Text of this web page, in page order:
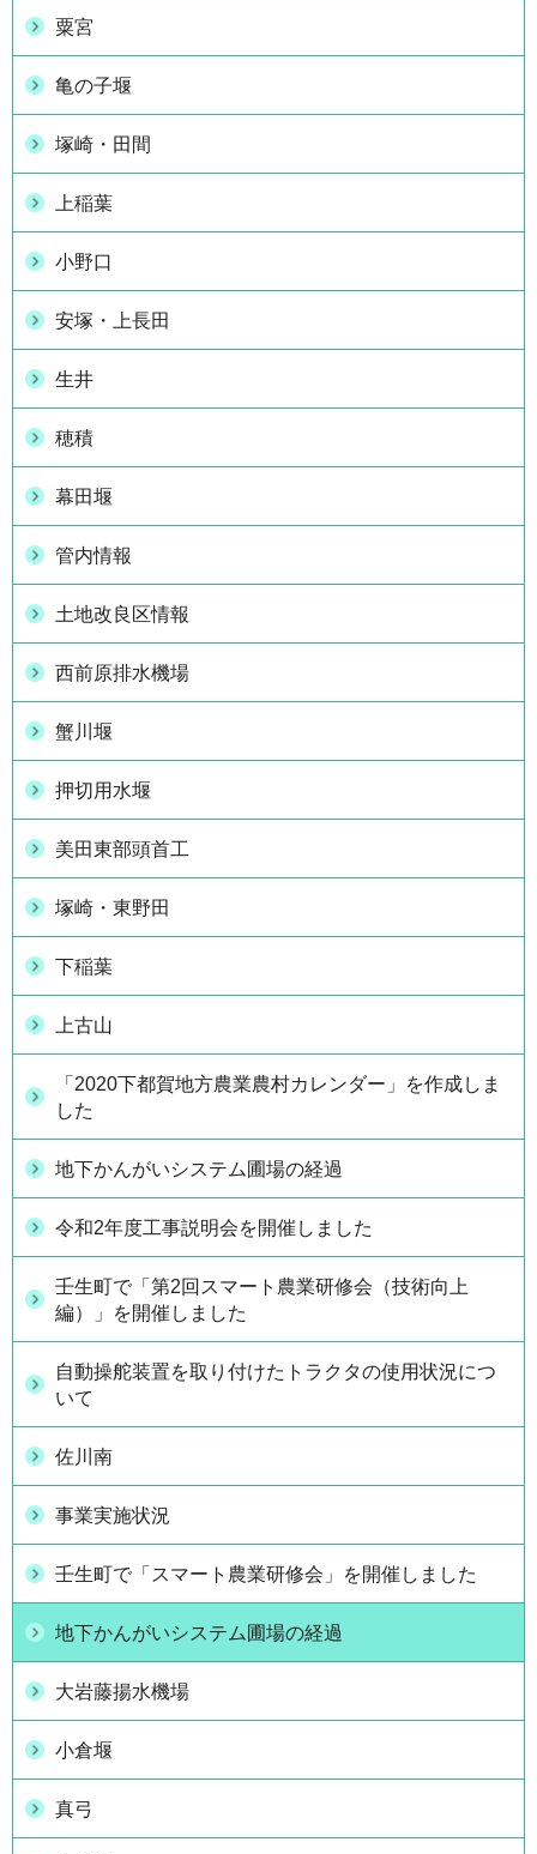
粟宮
亀の子堰
塚崎・田間
上稲葉
小野口
安塚・上長田
生井
穂積
幕田堰
管内情報
土地改良区情報
西前原排水機場
蟹川堰
押切用水堰
美田東部頭首工
塚崎・東野田
下稲葉
上古山
「2020下都賀地方農業農村カレンダー」を作成しま
した
地下かんがいシステム圃場の経過
令和2年度工事説明会を開催しました
壬生町で「第2回スマート農業研修会（技術向上
編）」を開催しました
自動操舵装置を取り付けたトラクタの使用状況につ
いて
佐川南
事業実施状況
壬生町で「スマート農業研修会」を開催しました
地下かんがいシステム圃場の経過
大岩藤揚水機場
小倉堰
真弓